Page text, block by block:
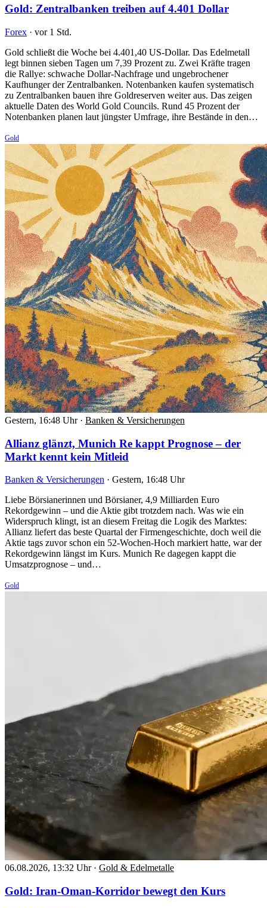
Gold: Zentralbanken treiben auf 4.401 Dollar
Forex · vor 1 Std.
Gold schließt die Woche bei 4.401,40 US-Dollar. Das Edelmetall
legt binnen sieben Tagen um 7,39 Prozent zu. Zwei Kräfte tragen
die Rallye: schwache Dollar-Nachfrage und ungebrochener
Kaufhunger der Zentralbanken. Notenbanken kaufen systematisch
zu Zentralbanken bauen ihre Goldreserven weiter aus. Das zeigen
aktuelle Daten des World Gold Councils. Rund 45 Prozent der
Notenbanken planen laut jüngster Umfrage, ihre Bestände in den…
Gold
Gestern, 16:48 Uhr · Banken & Versicherungen
Allianz glänzt, Munich Re kappt Prognose – der
Markt kennt kein Mitleid
Banken & Versicherungen · Gestern, 16:48 Uhr
Liebe Börsianerinnen und Börsianer, 4,9 Milliarden Euro
Rekordgewinn – und die Aktie gibt trotzdem nach. Was wie ein
Widerspruch klingt, ist an diesem Freitag die Logik des Marktes:
Allianz liefert das beste Quartal der Firmengeschichte, doch weil die
Aktie tags zuvor schon ein 52-Wochen-Hoch markiert hatte, war der
Rekordgewinn längst im Kurs. Munich Re dagegen kappt die
Umsatzprognose – und…
Gold
06.08.2026, 13:32 Uhr · Gold & Edelmetalle
Gold: Iran-Oman-Korridor bewegt den Kurs